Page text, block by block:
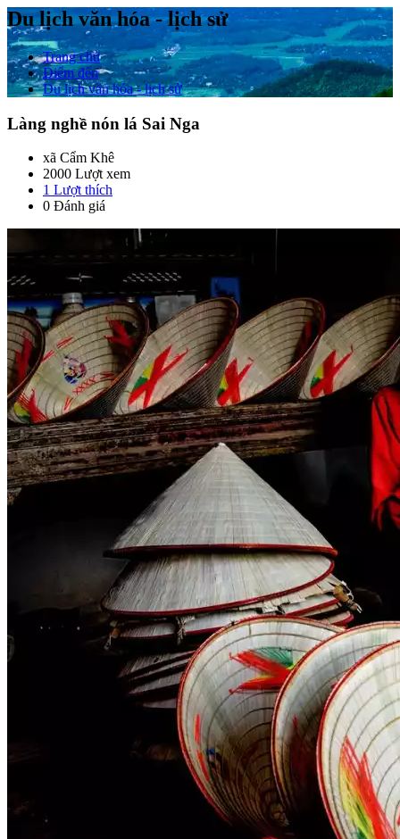
Du lịch văn hóa - lịch sử
Trang chủ
Điểm đến
Du lịch văn hóa - lịch sử
Làng nghề nón lá Sai Nga
xã Cẩm Khê
2000 Lượt xem
1 Lượt thích
0 Đánh giá